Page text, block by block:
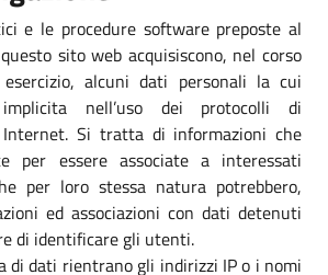
e le procedure software preposte al
sito web acquisiscono, nel corso
alcuni dati personali la cui
nell’uso dei protocolli di
Internet. Si tratta di informazioni che
per essere associate a interessati
per loro stessa natura potrebbero,
ed associazioni con dati detenuti
di identificare gli utenti.
di dati rientrano gli indirizzi IP o i nomi